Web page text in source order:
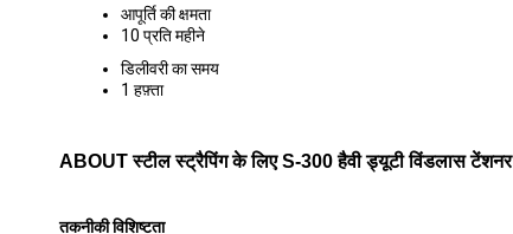
आपूर्ति की क्षमता
10 प्रति महीने
डिलीवरी का समय
1 हफ़्ता
ABOUT स्टील स्ट्रैपिंग के लिए S-300 हैवी ड्यूटी विंडलास टेंशनर
तकनीकी विशिष्टता